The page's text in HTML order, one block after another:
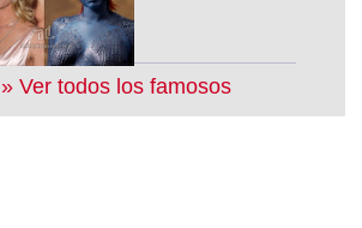
» Ver todos los famosos